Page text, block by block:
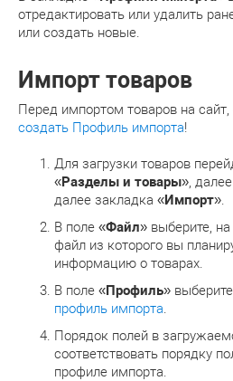
отредактировать или удалить
или создать новые.
Импорт товаров
Перед импортом товаров на
создать Профиль импорта!
Для загрузки товаров
«Разделы и товары»,
далее закладка «Импорт».
В поле «Файл» выберите,
файл из которого вы
информацию о товарах.
В поле «Профиль» выберите
профиль импорта.
Порядок полей в
соответствовать порядку
профиле импорта.